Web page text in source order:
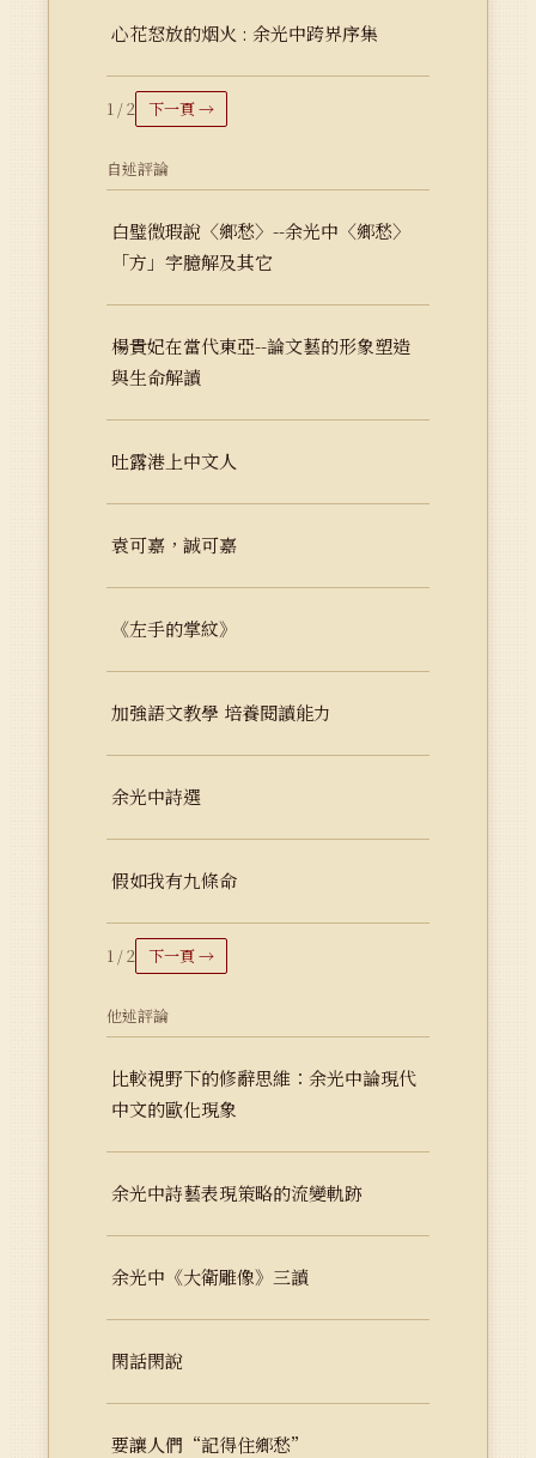
心花怒放的烟火 : 余光中跨界序集
1 / 2 下一頁 →
自述評論
白璧微瑕說〈鄉愁〉--余光中〈鄉愁〉
「方」字臆解及其它
楊貴妃在當代東亞--論文藝的形象塑造
與生命解讀
吐露港上中文人
袁可嘉，誠可嘉
《左手的掌紋》
加強語文教學 培養閱讀能力
余光中詩選
假如我有九條命
1 / 2 下一頁 →
他述評論
比較視野下的修辭思維：余光中論現代
中文的歐化現象
余光中詩藝表現策略的流變軌跡
余光中《大衛雕像》三讀
閑話閑說
要讓人們“記得住鄉愁”